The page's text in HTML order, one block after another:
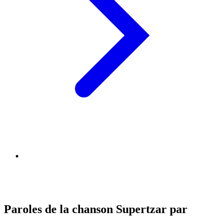
Paroles de la chanson Supertzar par